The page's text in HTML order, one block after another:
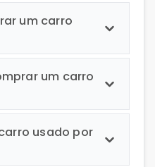
um carro
um carro
usado por